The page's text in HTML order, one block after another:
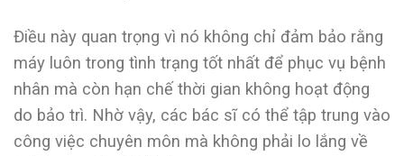
Điều này quan trọng vì nó không chỉ đảm bảo rằng
máy luôn trong tình trạng tốt nhất để phục vụ bệnh
nhân mà còn hạn chế thời gian không hoạt động
do bảo trì. Nhờ vậy, các bác sĩ có thể tập trung vào
công việc chuyên môn mà không phải lo lắng về